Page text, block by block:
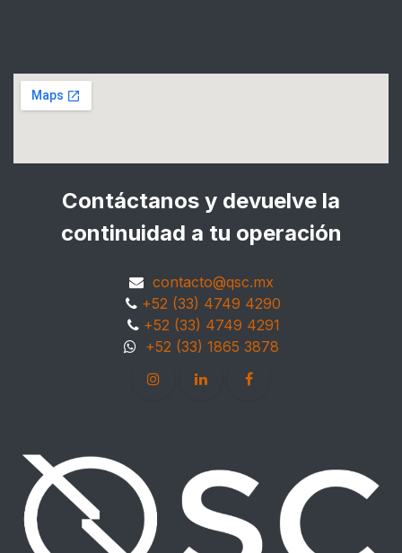
Contáctanos y devuelve la
continuidad a tu operación
contacto@qsc.mx
+52 (33) 4749 4290
+52 (33) 4749 4291
+52 (33) 1865 3878